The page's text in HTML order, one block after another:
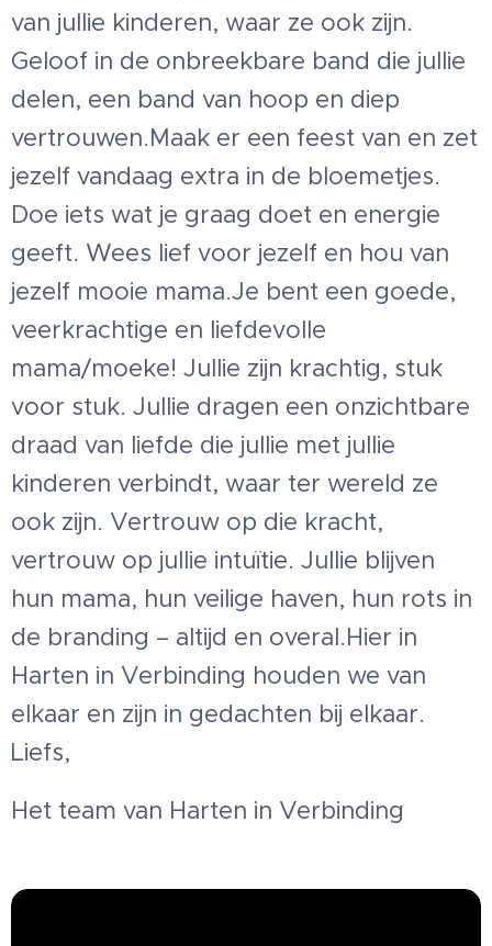
van jullie kinderen, waar ze ook zijn.
Geloof in de onbreekbare band die jullie
delen, een band van hoop en diep
vertrouwen.Maak er een feest van en zet
jezelf vandaag extra in de bloemetjes.
Doe iets wat je graag doet en energie
geeft. Wees lief voor jezelf en hou van
jezelf mooie mama.Je bent een goede,
veerkrachtige en liefdevolle
mama/moeke! Jullie zijn krachtig, stuk
voor stuk. Jullie dragen een onzichtbare
draad van liefde die jullie met jullie
kinderen verbindt, waar ter wereld ze
ook zijn. Vertrouw op die kracht,
vertrouw op jullie intuïtie. Jullie blijven
hun mama, hun veilige haven, hun rots in
de branding – altijd en overal.Hier in
Harten in Verbinding houden we van
elkaar en zijn in gedachten bij elkaar.
Liefs,
Het team van Harten in Verbinding